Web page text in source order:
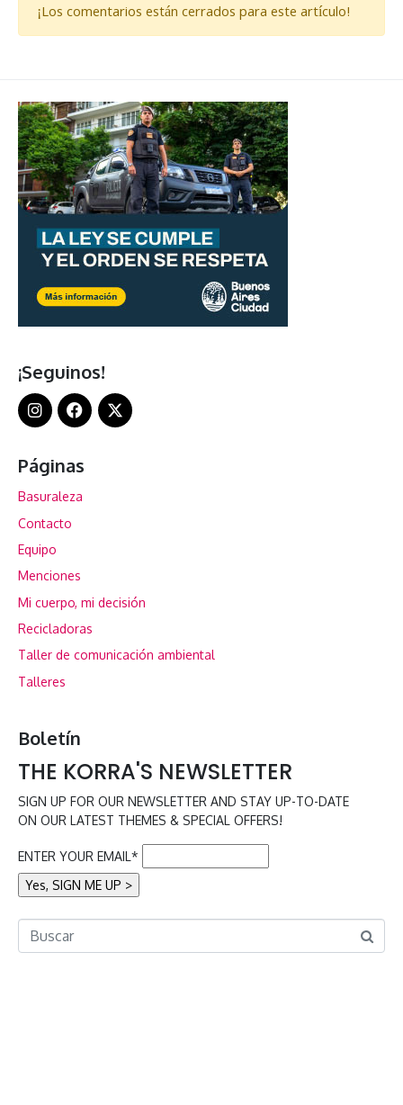
¡Los comentarios están cerrados para este artículo!
¡Seguinos!
Páginas
Basuraleza
Contacto
Equipo
Menciones
Mi cuerpo, mi decisión
Recicladoras
Taller de comunicación ambiental
Talleres
Boletín
THE KORRA'S NEWSLETTER
SIGN UP FOR OUR NEWSLETTER AND STAY UP-TO-DATE
ON OUR LATEST THEMES & SPECIAL OFFERS!
ENTER YOUR EMAIL*